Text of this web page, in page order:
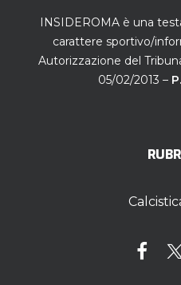
INSIDEROMA è una
carattere sportivo/
Autorizzazione del
05/02/2013 –